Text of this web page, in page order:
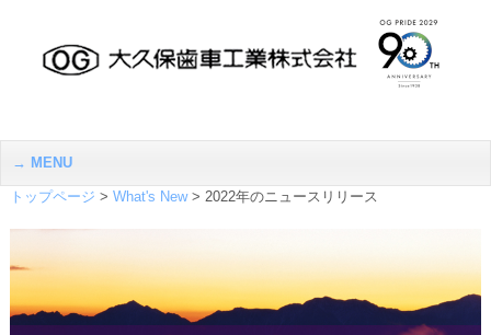
MENU
トップページ > What's New> 2022年のニュースリリース